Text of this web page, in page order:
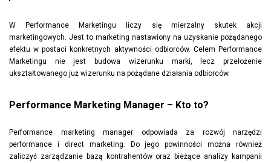
W Performance Marketingu liczy się mierzalny skutek akcji
marketingowych. Jest to marketing nastawiony na uzyskanie pożądanego
efektu w postaci konkretnych aktywności odbiorców. Celem Performance
Marketingu nie jest budowa wizerunku marki, lecz przełożenie
ukształtowanego już wizerunku na pożądane działania odbiorców.
Performance Marketing Manager – Kto to?
Performance marketing manager odpowiada za rozwój narzędzi
performance i direct marketing. Do jego powinności można również
zaliczyć zarządzanie bazą kontrahentów oraz bieżące analizy kampanii